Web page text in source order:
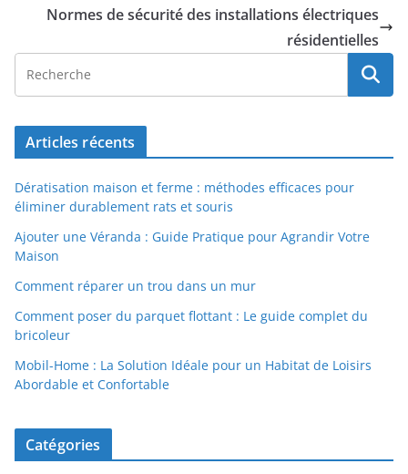
Normes de sécurité des installations électriques
résidentielles
Articles récents
Dératisation maison et ferme : méthodes efficaces pour
éliminer durablement rats et souris
Ajouter une Véranda : Guide Pratique pour Agrandir Votre
Maison
Comment réparer un trou dans un mur
Comment poser du parquet flottant : Le guide complet du
bricoleur
Mobil-Home : La Solution Idéale pour un Habitat de Loisirs
Abordable et Confortable
Catégories